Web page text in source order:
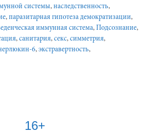
системы, наследственность,
, паразитарная гипотеза демократизации,
иммунная система, Подсознание,
, санитария, секс, симметрия,
6, экстравертность,
16+